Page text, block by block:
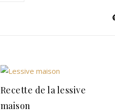
Recette de la lessive
maison